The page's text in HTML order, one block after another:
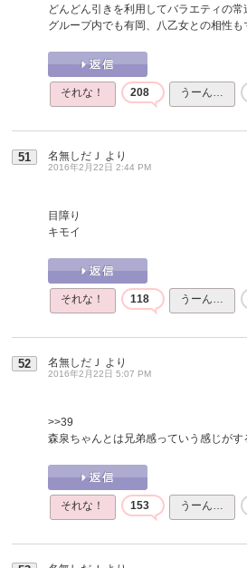
どんどん引きを利用してバラエティの常
グループ内でも有岡、八乙女との相性も
それな！ 208 うーん…
51 名無しだＪ より
2016年2月22日 2:44 PM
目障り
キモイ
それな！ 118 うーん…
52 名無しだＪ より
2016年2月22日 5:07 PM
>>39
森泉ちゃんとは兄弟感っていう感じがす
それな！ 153 うーん…